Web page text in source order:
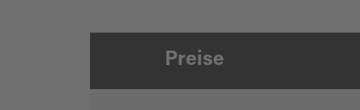
Preise